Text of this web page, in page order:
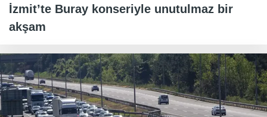
İzmit’te Buray konseriyle unutulmaz bir
akşam